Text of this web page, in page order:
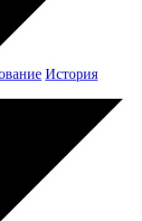
История